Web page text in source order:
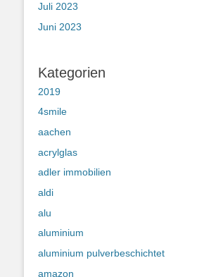
Juli 2023
Juni 2023
Kategorien
2019
4smile
aachen
acrylglas
adler immobilien
aldi
alu
aluminium
aluminium pulverbeschichtet
amazon